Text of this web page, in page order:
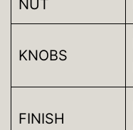
NUT
KNOBS
FINISH